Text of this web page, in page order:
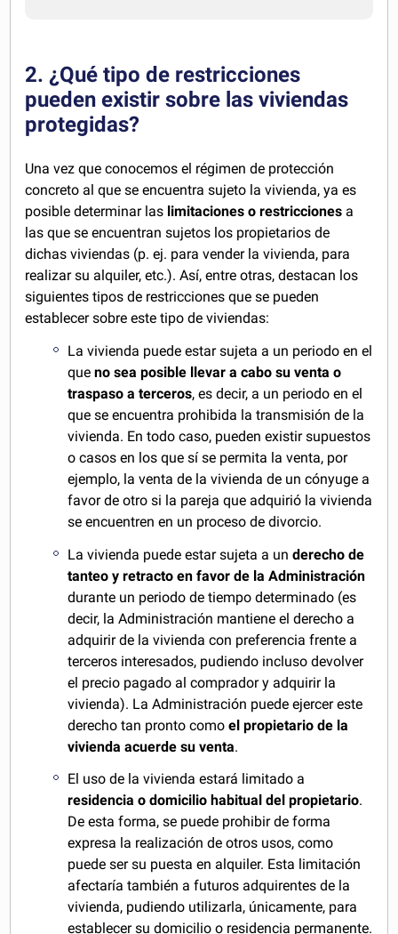
2. ¿Qué tipo de restricciones
pueden existir sobre las viviendas
protegidas?
Una vez que conocemos el régimen de protección
concreto al que se encuentra sujeto la vivienda, ya es
posible determinar las limitaciones o restricciones a
las que se encuentran sujetos los propietarios de
dichas viviendas (p. ej. para vender la vivienda, para
realizar su alquiler, etc.). Así, entre otras, destacan los
siguientes tipos de restricciones que se pueden
establecer sobre este tipo de viviendas:
La vivienda puede estar sujeta a un periodo en el
que no sea posible llevar a cabo su venta o
traspaso a terceros, es decir, a un periodo en el
que se encuentra prohibida la transmisión de la
vivienda. En todo caso, pueden existir supuestos
o casos en los que sí se permita la venta, por
ejemplo, la venta de la vivienda de un cónyuge a
favor de otro si la pareja que adquirió la vivienda
se encuentren en un proceso de divorcio.
La vivienda puede estar sujeta a underecho de
tanteo y retracto en favor de la Administración
durante un periodo de tiempo determinado (es
decir, la Administración mantiene el derecho a
adquirir de la vivienda con preferencia frente a
terceros interesados, pudiendo incluso devolver
el precio pagado al comprador y adquirir la
vivienda). La Administración puede ejercer este
derecho tan pronto como el propietario de la
vivienda acuerde su venta.
El uso de la vivienda estará limitado a
residencia o domicilio habitual del propietario.
De esta forma, se puede prohibir de forma
expresa la realización de otros usos, como
puede ser su puesta en alquiler. Esta limitación
afectaría también a futuros adquirentes de la
vivienda, pudiendo utilizarla, únicamente, para
establecer su domicilio o residencia permanente.